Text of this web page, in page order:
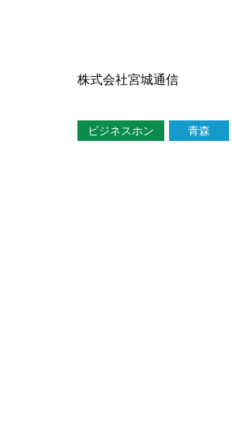
株式会社宮城通信
ビジネスホン 青森